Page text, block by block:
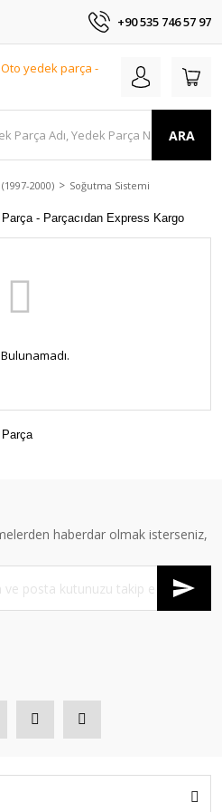
+90 535 746 57 97
ARA
(1997-2000) Soğutma Sistemi
haberdar olmak isterseniz,